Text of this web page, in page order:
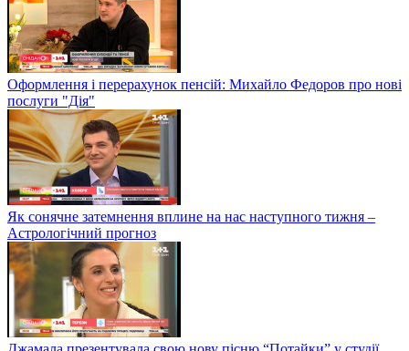
Оформлення і перерахунок пенсій: Михайло Федоров про нові
послуги "Дія"
Як сонячне затемнення вплине на нас наступного тижня –
Астрологічний прогноз